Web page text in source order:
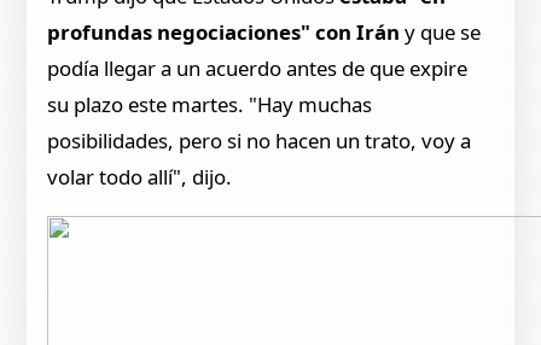
profundas negociaciones" con Irán y que se
podía llegar a un acuerdo antes de que expire
su plazo este martes. "Hay muchas
posibilidades, pero si no hacen un trato, voy a
volar todo allí", dijo.